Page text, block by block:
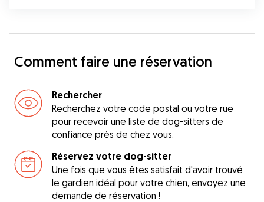
Comment faire une réservation
Rechercher
Recherchez votre code postal ou votre rue
pour recevoir une liste de dog-sitters de
confiance près de chez vous.
Réservez votre dog-sitter
Une fois que vous êtes satisfait d'avoir trouvé
le gardien idéal pour votre chien, envoyez une
demande de réservation !